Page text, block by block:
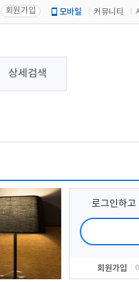
회원가입 모바일 커뮤니티
상세검색
로그인하고
회원가입